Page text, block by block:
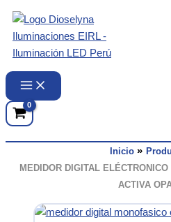
contenido
Inicio
MEDIDOR DIGITAL
ACTIVA